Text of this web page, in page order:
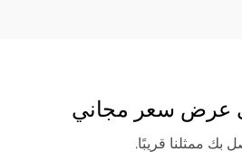
عرض سعر مجاني
بك ممثلنا قريبًا.